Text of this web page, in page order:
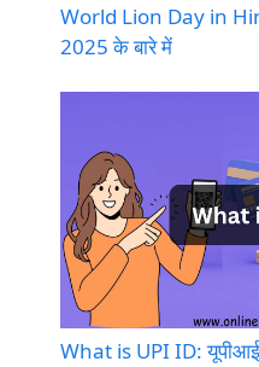
World Lion Day in
2025 के बारे में
What is UPI ID: